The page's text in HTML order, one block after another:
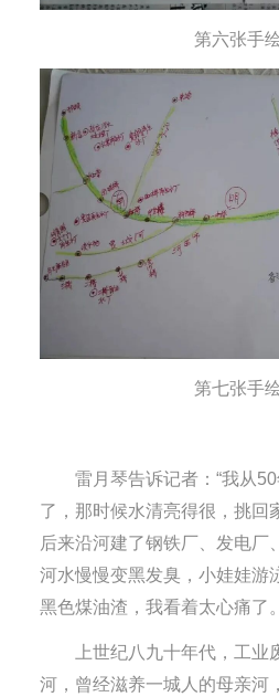
第六张手
第七张手
雷月琴告诉记者：“我从
了，那时候水清亮得很，挑回
后来沿河建了钢铁厂、发电厂
河水慢慢变黑发臭，小娃娃游
黑色煤油渣，我看着太心痛了
上世纪八九十年代，工业
河，曾经滋养一城人的母亲河